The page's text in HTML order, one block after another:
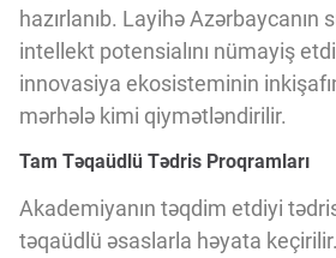
hazırlanıb. Layihə Azərbaycanın
intellekt potensialını nümayiş
innovasiya ekosisteminin
mərhələ kimi qiymətləndirilir.
Tam Təqaüdlü Tədris Proqramları
Akademiyanın təqdim etdiyi
təqaüdlü əsaslarla həyata